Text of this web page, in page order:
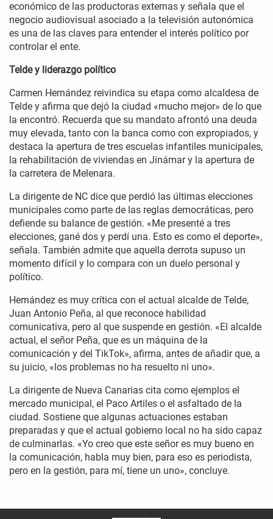
económico de las productoras externas y señala que el
negocio audiovisual asociado a la televisión autonómica
es una de las claves para entender el interés político por
controlar el ente.
Telde y liderazgo político
Carmen Hernández reivindica su etapa como alcaldesa de
Telde y afirma que dejó la ciudad «mucho mejor» de lo que
la encontró. Recuerda que su mandato afrontó una deuda
muy elevada, tanto con la banca como con expropiados, y
destaca la apertura de tres escuelas infantiles municipales,
la rehabilitación de viviendas en Jinámar y la apertura de
la carretera de Melenara.
La dirigente de NC dice que perdió las últimas elecciones
municipales como parte de las reglas democráticas, pero
defiende su balance de gestión. «Me presenté a tres
elecciones, gané dos y perdí una. Esto es como el deporte»,
señala. También admite que aquella derrota supuso un
momento difícil y lo compara con un duelo personal y
político.
Hernández es muy crítica con el actual alcalde de Telde,
Juan Antonio Peña, al que reconoce habilidad
comunicativa, pero al que suspende en gestión. «El alcalde
actual, el señor Peña, que es un máquina de la
comunicación y del TikTok», afirma, antes de añadir que, a
su juicio, «los problemas no ha resuelto ni uno».
La dirigente de Nueva Canarias cita como ejemplos el
mercado municipal, el Paco Artiles o el asfaltado de la
ciudad. Sostiene que algunas actuaciones estaban
preparadas y que el actual gobierno local no ha sido capaz
de culminarlas. «Yo creo que este señor es muy bueno en
la comunicación, habla muy bien, para eso es periodista,
pero en la gestión, para mí, tiene un uno», concluye.